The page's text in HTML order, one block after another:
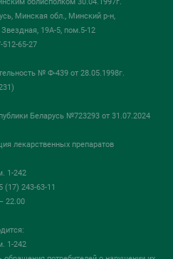
Минская обл., Минский р-н,
19А-5, пом.5-12
512-65-27
№ Ф-439 от 28.05.1998г.
Беларусь №723293 от 31.07.2024
лекарственных препаратов
1-242
(17) 243-63-11
22.00
1-242